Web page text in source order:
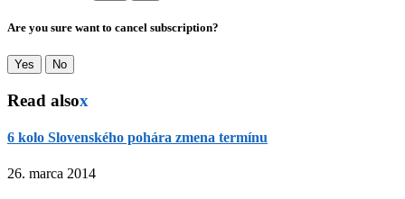
Are you sure want to cancel subscription?
Yes No
Read alsox
6 kolo Slovenského pohára zmena termínu
26. marca 2014